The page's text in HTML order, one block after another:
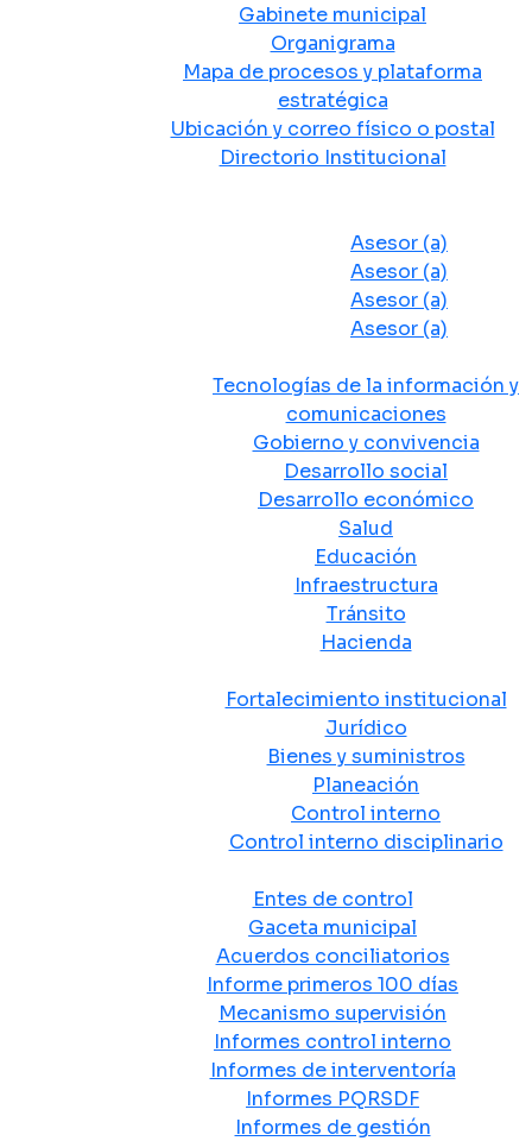
Gabinete municipal
Organigrama
Mapa de procesos y plataforma
estratégica
Ubicación y correo físico o postal
Directorio Institucional
Asesor (a)
Asesor (a)
Asesor (a)
Asesor (a)
Tecnologías de la información y
comunicaciones
Gobierno y convivencia
Desarrollo social
Desarrollo económico
Salud
Educación
Infraestructura
Tránsito
Hacienda
Fortalecimiento institucional
Jurídico
Bienes y suministros
Planeación
Control interno
Control interno disciplinario
Entes de control
Gaceta municipal
Acuerdos conciliatorios
Informe primeros 100 días
Mecanismo supervisión
Informes control interno
Informes de interventoría
Informes PQRSDF
Informes de gestión